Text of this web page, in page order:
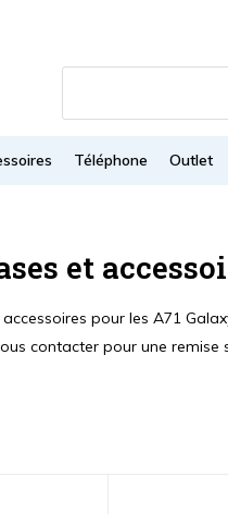
Téléphone Outlet
et
pour les A71
contacter pour une remise